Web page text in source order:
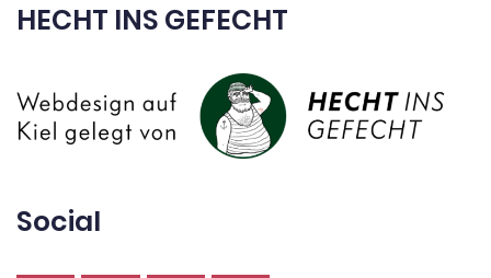
HECHT INS GEFECHT
Social